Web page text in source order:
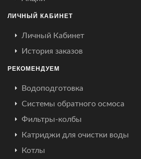
ЛИЧНЫЙ КАБИНЕТ
Личный Кабинет
История заказов
РЕКОМЕНДУЕМ
Водоподготовка
Системы обратного осмоса
Фильтры-колбы
Катриджи для очистки воды
Котлы